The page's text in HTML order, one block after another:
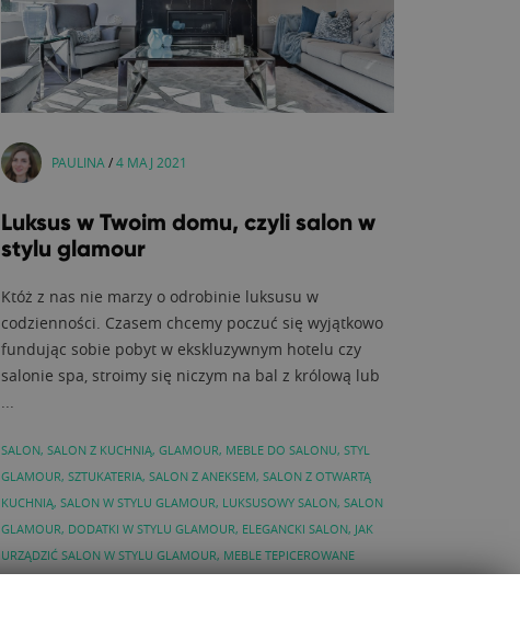
PAULINA /4 MAJ 2021
Luksus w Twoim domu, czyli salon w
stylu glamour
Któż z nas nie marzy o odrobinie luksusu w
codzienności. Czasem chcemy poczuć się wyjątkowo
fundując sobie pobyt w ekskluzywnym hotelu czy
salonie spa, stroimy się niczym na bal z królową lub
...
SALON, SALON Z KUCHNIĄ, GLAMOUR, MEBLE DO SALONU, STYL
GLAMOUR, SZTUKATERIA, SALON Z ANEKSEM, SALON Z OTWARTĄ
KUCHNIĄ, SALON W STYLU GLAMOUR, LUKSUSOWY SALON, SALON
GLAMOUR, DODATKI W STYLU GLAMOUR, ELEGANCKI SALON, JAK
URZĄDZIĆ SALON W STYLU GLAMOUR, MEBLE TEPICEROWANE